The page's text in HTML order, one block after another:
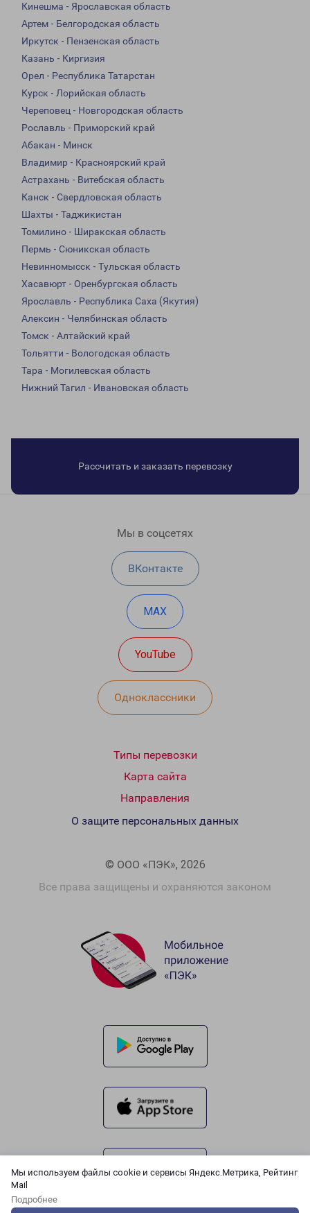
Мы используем файлы cookie и сервисы Яндекс.Метрика, Рейтинг
Mail
Подробнее
Кинешма - Ярославская область
Артем - Белгородская область
Иркутск - Пензенская область
Казань - Киргизия
Орел - Республика Татарстан
Курск - Лорийская область
Череповец - Новгородская область
Рославль - Приморский край
Абакан - Минск
Владимир - Красноярский край
Астрахань - Витебская область
Канск - Свердловская область
Шахты - Таджикистан
Томилино - Ширакская область
Пермь - Сюникская область
Невинномысск - Тульская область
Хасавюрт - Оренбургская область
Ярославль - Республика Саха (Якутия)
Алексин - Челябинская область
Томск - Алтайский край
Тольятти - Вологодская область
Тара - Могилевская область
Нижний Тагил - Ивановская область
Рассчитать и заказать перевозку
Мы в соцсетях
ВКонтакте
MAX
YouTube
Одноклассники
Типы перевозки
Карта сайта
Направления
© ООО «ПЭК», 2026
Все права защищены и охраняются законом
О защите персональных данных